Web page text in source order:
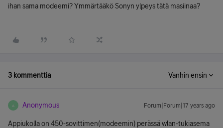
ihan sama modeemi? Ymmärtääkö Sonyn ylpeys tätä masiinaa?
3 kommenttia Vanhin ensin
A Anonymous Forum|Forum|17 years ago
Appiukolla on 450-sovittimen(modeemin) perässä wlan-tukiasema